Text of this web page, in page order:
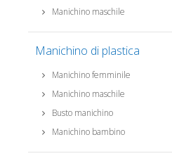
Manichino maschile
Manichino di plastica
Manichino femminile
Manichino maschile
Busto manichino
Manichino bambino